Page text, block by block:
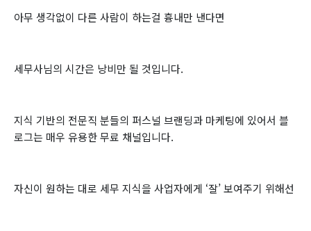
아무 생각없이 다른 사람이 하는걸 흉내만 낸다면
세무사님의 시간은 낭비만 될 것입니다.
지식 기반의 전문직 분들의 퍼스널 브랜딩과 마케팅에 있어서 블
로그는 매우 유용한 무료 채널입니다.
자신이 원하는 대로 세무 지식을 사업자에게 ‘잘’ 보여주기 위해선